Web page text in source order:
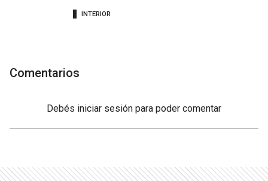
INTERIOR
Comentarios
Debés iniciar sesión para poder comentar